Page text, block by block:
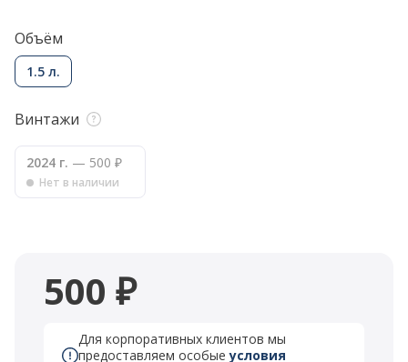
Объём
1.5 л.
Винтажи
2024 г. — 500 ₽
Нет в наличии
500 ₽
Для корпоративных клиентов мы
предоставляем особыеусловия